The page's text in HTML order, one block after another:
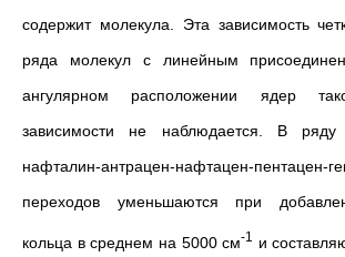
содержит молекула. Эта зависимость
ряда молекул с линейным
ангулярном расположении ядер
зависимости не наблюдается. В ряду
нафталин-антрацен-нафтацен-пентацен-
переходов уменьшаются при
кольца в среднем на 5000 см-1
и